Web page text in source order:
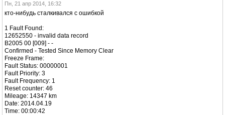
Пн, 21 апр 2014, 16:32
кто-нибудь сталкивался с ошибкой
1 Fault Found:
12652550 - invalid data record
B2005 00 [009] - -
Confirmed - Tested Since Memory Clear
Freeze Frame:
Fault Status: 00000001
Fault Priority: 3
Fault Frequency: 1
Reset counter: 46
Mileage: 14347 km
Date: 2014.04.19
Time: 00:00:42